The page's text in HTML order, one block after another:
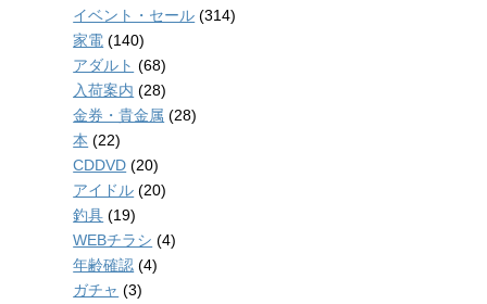
イベント・セール (314)
家電 (140)
アダルト (68)
入荷案内 (28)
金券・貴金属 (28)
本 (22)
CDDVD (20)
アイドル (20)
釣具 (19)
WEBチラシ (4)
年齢確認 (4)
ガチャ (3)